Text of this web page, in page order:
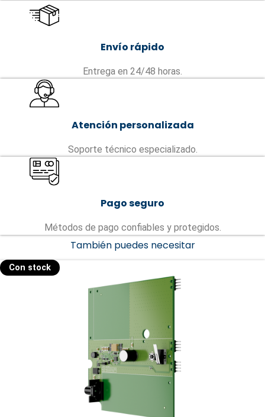
Envío rápido
Entrega en 24/48 horas.
Atención personalizada
Soporte técnico especializado.
Pago seguro
Métodos de pago confiables y protegidos.
También puedes necesitar
Con stock